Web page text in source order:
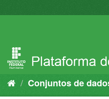
para
Conjuntos de